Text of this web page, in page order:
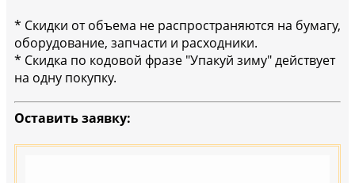
* Скидки от объема не распространяются на бумагу,
оборудование, запчасти и расходники.
* Скидка по кодовой фразе "Упакуй зиму" действует
на одну покупку.
Оставить заявку: